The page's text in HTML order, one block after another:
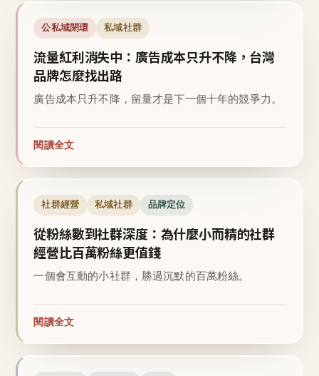
公私域閉環 私域社群
流量紅利消失中：廣告成本只升不降，台灣
品牌怎麼找出路
廣告成本只升不降，留量才是下一個十年的競爭力。
閱讀全文
社群經營 私域社群 品牌定位
從粉絲數到社群深度：為什麼小而精的社群
經營比百萬粉絲更值錢
一個會互動的小社群，勝過沉默的百萬粉絲。
閱讀全文